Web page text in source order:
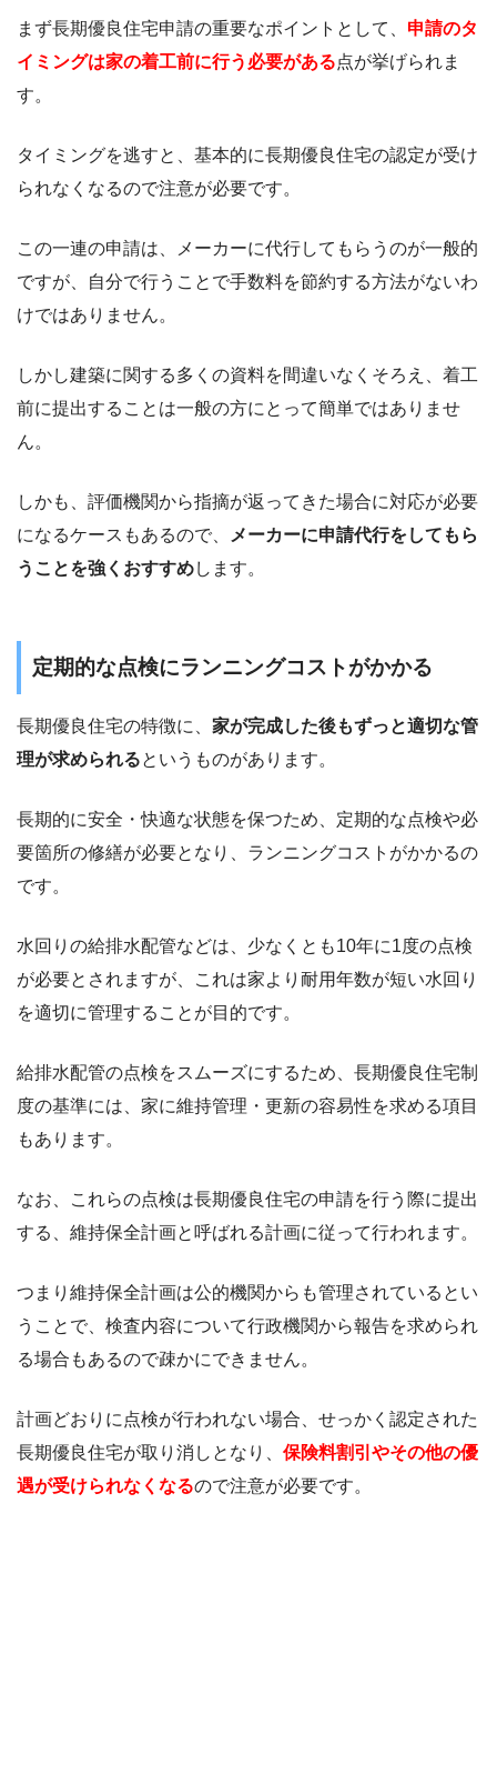
まず長期優良住宅申請の重要なポイントとして、 申請のタ
イミングは家の着工前に行う必要がある点が挙げられま
す。
タイミングを逃すと、基本的に長期優良住宅の認定が受け
られなくなるので注意が必要です。
この一連の申請は、メーカーに代行してもらうのが一般的
ですが、自分で行うことで手数料を節約する方法がないわ
けではありません。
しかし建築に関する多くの資料を間違いなくそろえ、着工
前に提出することは一般の方にとって簡単ではありませ
ん。
しかも、評価機関から指摘が返ってきた場合に対応が必要
になるケースもあるので、
メーカーに申請代行をしてもら
うことを強くおすすめします。
定期的な点検にランニングコストがかかる
長期優良住宅の特徴に、 家が完成した後もずっと適切な管
理が求められるというものがあります。
長期的に安全・快適な状態を保つため、定期的な点検や必
要箇所の修繕が必要となり、ランニングコストがかかるの
です。
水回りの給排水配管などは、少なくとも10年に1度の点検
が必要とされますが、これは家より耐用年数が短い水回り
を適切に管理することが目的です。
給排水配管の点検をスムーズにするため、長期優良住宅制
度の基準には、家に維持管理・更新の容易性を求める項目
もあります。
なお、これらの点検は長期優良住宅の申請を行う際に提出
する、維持保全計画と呼ばれる計画に従って行われます。
つまり維持保全計画は公的機関からも管理されているとい
うことで、検査内容について行政機関から報告を求められ
る場合もあるので疎かにできません。
計画どおりに点検が行われない場合、せっかく認定された
長期優良住宅が取り消しとなり、 保険料割引やその他の優
遇が受けられなくなるので注意が必要です。